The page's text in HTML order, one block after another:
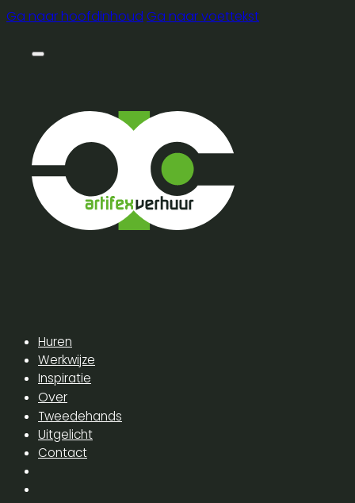
Ga naar hoofdinhoud Ga naar voettekst
Huren
Werkwijze
Inspiratie
Over
Tweedehands
Uitgelicht
Contact